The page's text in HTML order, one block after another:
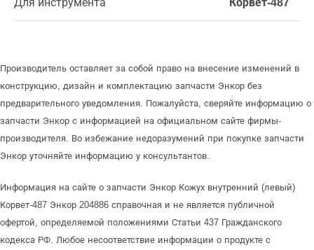
Для инструмента Корвет-487
Производитель оставляет за собой право на внесение изменений в
конструкцию, дизайн и комплектацию запчасти Энкор без
предварительного уведомления. Пожалуйста, сверяйте информацию о
запчасти Энкор с информацией на официальном сайте фирмы-
производителя. Во избежание недоразумений при покупке запчасти
Энкор уточняйте информацию у консультантов.
Информация на сайте о запчасти Энкор Кожух внутренний (левый)
Корвет-487 Энкор 204886 справочная и не является публичной
офертой, определяемой положениями Статьи 437 Гражданского
кодекса РФ. Любое несоответствие информации о продукте с